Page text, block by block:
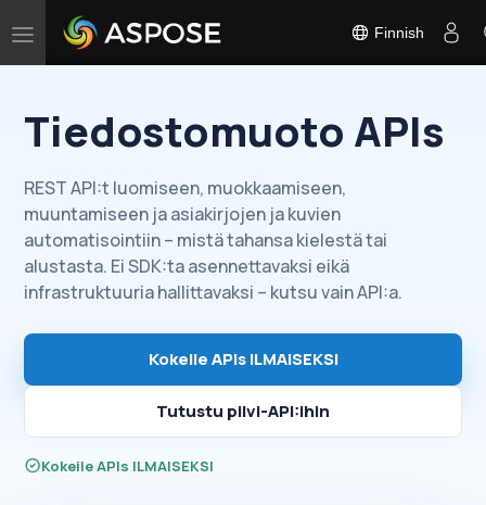
Toggle
Finnish
Tiedostomuoto APIs
REST API:t luomiseen, muokkaamiseen,
muuntamiseen ja asiakirjojen ja kuvien
automatisointiin – mistä tahansa kielestä tai
alustasta. Ei SDK:ta asennettavaksi eikä
infrastruktuuria hallittavaksi – kutsu vain API:a.
Kokeile APIs ILMAISEKSI
Tutustu pilvi-API:ihin
Kokeile APIs ILMAISEKSI